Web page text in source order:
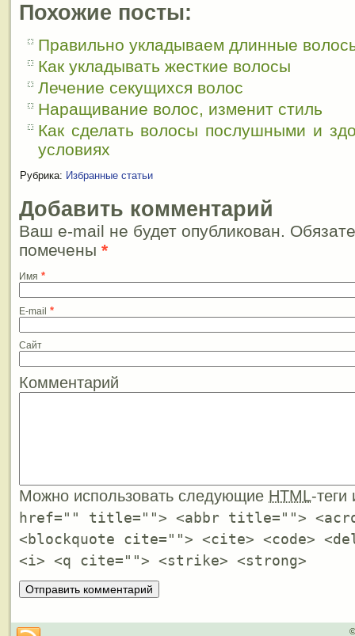
Похожие посты:
Правильно укладываем длинные
Как укладывать жесткие волосы
Лечение секущихся волос
Наращивание волос, изменит стиль
Как сделать волосы послушными и
условиях
Рубрика: Избранные статьи
Добавить комментарий
Ваш e-mail не будет опубликован.
помечены *
Имя *
E-mail *
Сайт
Комментарий
Можно использовать следующие HTML-
href="" title=""> <abbr title="">
<blockquote cite=""> <cite> <code>
<i> <q cite=""> <strike> <strong>